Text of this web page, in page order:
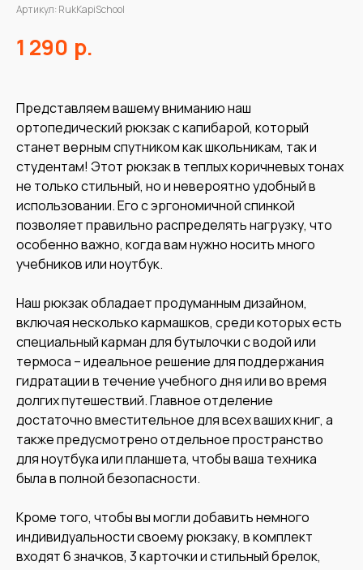
Артикул: RukKapiSchool
1 290 р.
Представляем вашему вниманию наш
ортопедический рюкзак с капибарой, который
станет верным спутником как школьникам, так и
студентам! Этот рюкзак в теплых коричневых тонах
не только стильный, но и невероятно удобный в
использовании. Его с эргономичной спинкой
позволяет правильно распределять нагрузку, что
особенно важно, когда вам нужно носить много
учебников или ноутбук.
Наш рюкзак обладает продуманным дизайном,
включая несколько кармашков, среди которых есть
специальный карман для бутылочки с водой или
термоса – идеальное решение для поддержания
гидратации в течение учебного дня или во время
долгих путешествий. Главное отделение
достаточно вместительное для всех ваших книг, а
также предусмотрено отдельное пространство
для ноутбука или планшета, чтобы ваша техника
была в полной безопасности.
Кроме того, чтобы вы могли добавить немного
индивидуальности своему рюкзаку, в комплект
входят 6 значков, 3 карточки и стильный брелок,